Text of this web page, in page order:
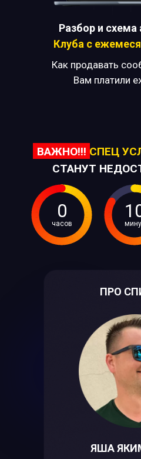
ВАЖНО!!! СПЕЦ
СТАНУТ
Как продавать
Вам платили
Разбор и схема
Клуба с
0
часов
ПРО
ЯША